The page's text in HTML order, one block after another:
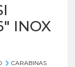
INOX
CARABINAS